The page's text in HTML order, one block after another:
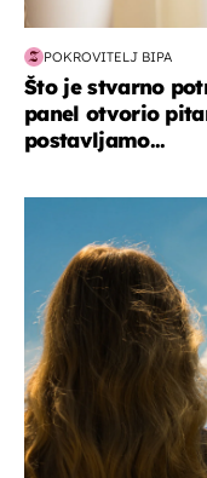
POKROVITELJ BIPA
Što je stvarno
panel otvorio
postavljamo...